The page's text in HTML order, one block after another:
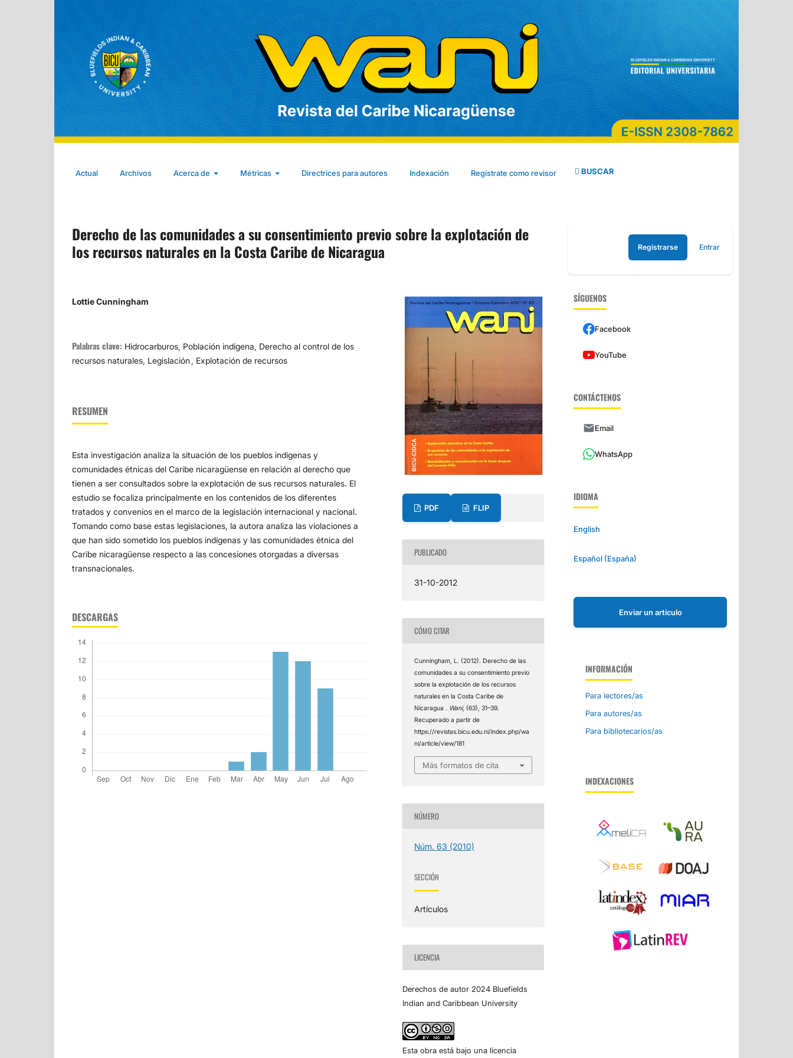
Actual Archivos Acerca de Métricas Directrices para autores Indexación Regístrate como revisor BUSCAR
Derecho de las comunidades a su consentimiento previo sobre la explotación de
los recursos naturales en la Costa Caribe de Nicaragua
Lottie Cunningham
Palabras clave: Hidrocarburos, Población indígena, Derecho al control de los
recursos naturales, Legislación , Explotación de recursos
RESUMEN
Esta investigación analiza la situación de los pueblos indígenas y
comunidades étnicas del Caribe nicaragüense en relación al derecho que
tienen a ser consultados sobre la explotación de sus recursos naturales. El
estudio se focaliza principalmente en los contenidos de los diferentes
tratados y convenios en el marco de la legislación internacional y nacional.
Tomando como base estas legislaciones, la autora analiza las violaciones a
que han sido sometido los pueblos indígenas y las comunidades étnica del
Caribe nicaragüense respecto a las concesiones otorgadas a diversas
transnacionales.
DESCARGAS
PDF FLIP
PUBLICADO
31-10-2012
CÓMO CITAR
Cunningham, L. (2012). Derecho de las
comunidades a su consentimiento previo
sobre la explotación de los recursos
naturales en la Costa Caribe de
Nicaragua . Wani, (63), 31–39.
Recuperado a partir de
https://revistas.bicu.edu.ni/index.php/wa
ni/article/view/181
Más formatos de cita
NÚMERO
Núm. 63 (2010)
SECCIÓN
Artículos
LICENCIA
Derechos de autor 2024 Bluefields
Indian and Caribbean University
Esta obra está bajo una licencia
Registrarse Entrar
SÍGUENOS
Facebook
YouTube
CONTÁCTENOS
Email
WhatsApp
IDIOMA
English
Español (España)
Enviar un artículo
INFORMACIÓN
Para lectores/as
Para autores/as
Para bibliotecarios/as
INDEXACIONES